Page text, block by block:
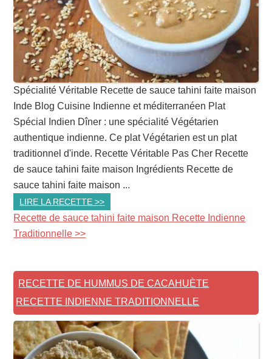
Spécialité Véritable Recette de sauce tahini faite maison
Inde Blog Cuisine Indienne et méditerranéen Plat
Spécial Indien Dîner : une spécialité Végétarien
authentique indienne. Ce plat Végétarien est un plat
traditionnel d'inde. Recette Véritable Pas Cher Recette
de sauce tahini faite maison Ingrédients Recette de
sauce tahini faite maison ...
LIRE LA RECETTE >>
Recette de sauce tahini faite maison Recette Indienne
Traditionnelle >>
RECETTE DE HUMMUS DE CACAHUÈTE
RECETTE INDIENNE TRADITIONNELLE